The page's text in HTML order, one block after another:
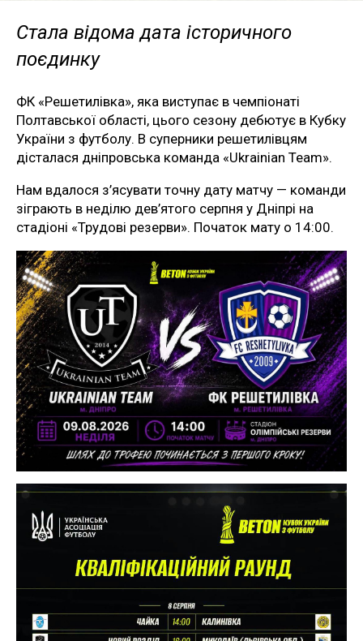
Стала відома дата історичного
поєдинку
ФК «Решетилівка», яка виступає в чемпіонаті
Полтавської області, цього сезону дебютує в Кубку
України з футболу. В суперники решетилівцям
дісталася дніпровська команда «Ukrainian Team».
Нам вдалося з’ясувати точну дату матчу — команди
зіграють в неділю дев’ятого серпня у Дніпрі на
стадіоні «Трудові резерви». Початок мату о 14:00.